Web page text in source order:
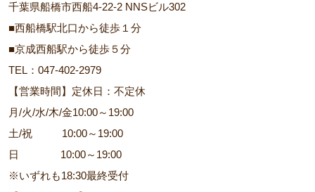
千葉県船橋市西船4-22-2 NNSビル302
■西船橋駅北口から徒歩１分
■京成西船駅から徒歩５分
TEL：047-402-2979
【営業時間】定休日：不定休
月/火/水/木/金10:00～19:00
土/祝 10:00～19:00
日 10:00～19:00
※いずれも18:30最終受付